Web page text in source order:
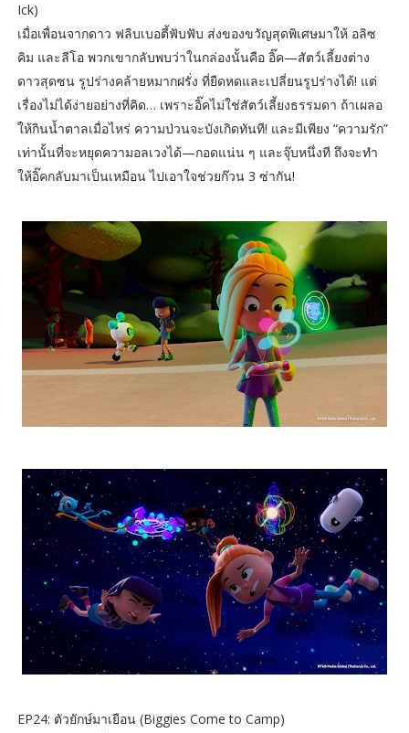
Ick)
เมื่อเพื่อนจากดาว ฟลิบเบอตี้ฟับฟับ ส่งของขวัญสุดพิเศษมาให้ อลิซ
คิม และลีโอ พวกเขากลับพบว่าในกล่องนั้นคือ อิ๊ค—สัตว์เลี้ยงต่าง
ดาวสุดซน รูปร่างคล้ายหมากฝรั่ง ที่ยืดหดและเปลี่ยนรูปร่างได้! แต่
เรื่องไม่ได้ง่ายอย่างที่คิด… เพราะอิ๊คไม่ใช่สัตว์เลี้ยงธรรมดา ถ้าเผลอ
ให้กินน้ำตาลเมื่อไหร่ ความป่วนจะบังเกิดทันที! และมีเพียง “ความรัก”
เท่านั้นที่จะหยุดความอลเวงได้—กอดแน่น ๆ และจุ๊บหนึ่งที ถึงจะทำ
ให้อิ๊คกลับมาเป็นเหมือน ไปเอาใจช่วยก๊วน 3 ซ่ากัน!
EP24: ตัวยักษ์มาเยือน (Biggies Come to Camp)